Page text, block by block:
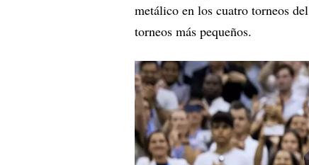
metálico en los cuatro torneos
torneos más pequeños.